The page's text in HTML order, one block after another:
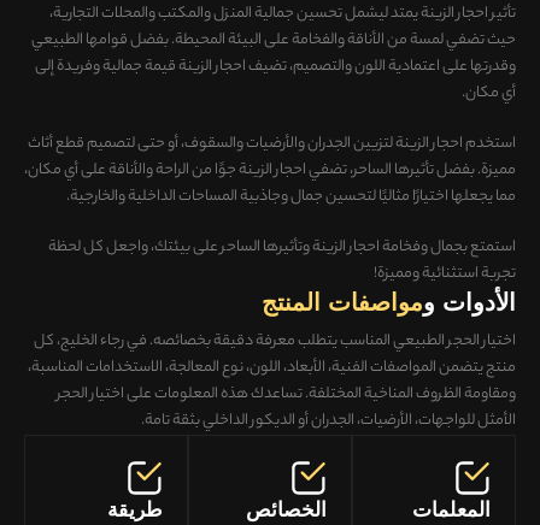
تأثير احجار الزينة يمتد ليشمل تحسين جمالية المنزل والمكتب والمحلات التجارية،
حيث تضفي لمسة من الأناقة والفخامة على البيئة المحيطة. بفضل قوامها الطبيعي
وقدرتها على اعتمادية اللون والتصميم، تضيف احجار الزينة قيمة جمالية وفريدة إلى
أي مكان.
استخدم احجار الزينة لتزيين الجدران والأرضيات والسقوف، أو حتى لتصميم قطع أثاث
مميزة. بفضل تأثيرها الساحر، تضفي احجار الزينة جوًا من الراحة والأناقة على أي مكان،
مما يجعلها اختيارًا مثاليًا لتحسين جمال وجاذبية المساحات الداخلية والخارجية.
استمتع بجمال وفخامة احجار الزينة وتأثيرها الساحر على بيئتك، واجعل كل لحظة
تجربة استثنائية ومميزة!
الأدوات ومواصفات المنتج
اختيار الحجر الطبيعي المناسب يتطلب معرفة دقيقة بخصائصه. في رجاء الخليج، كل
منتج يتضمنالمواصفات الفنية، الأبعاد، اللون، نوع المعالجة، الاستخدامات المناسبة،
ومقاومة الظروف المناخية المختلفة. تساعدك هذه المعلومات علىاختيار الحجر
الأمثل للواجهات، الأرضيات، الجدران أو الديكور الداخليبثقة تامة.
المعلمات الخصائص
طريقة